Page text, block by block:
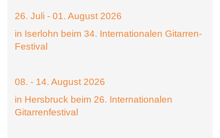
26. Juli - 01. August 2026
in Iserlohn beim 34. Internationalen Gitarren-
Festival
08. - 14. August 2026
in Hersbruck beim 26. Internationalen
Gitarrenfestival